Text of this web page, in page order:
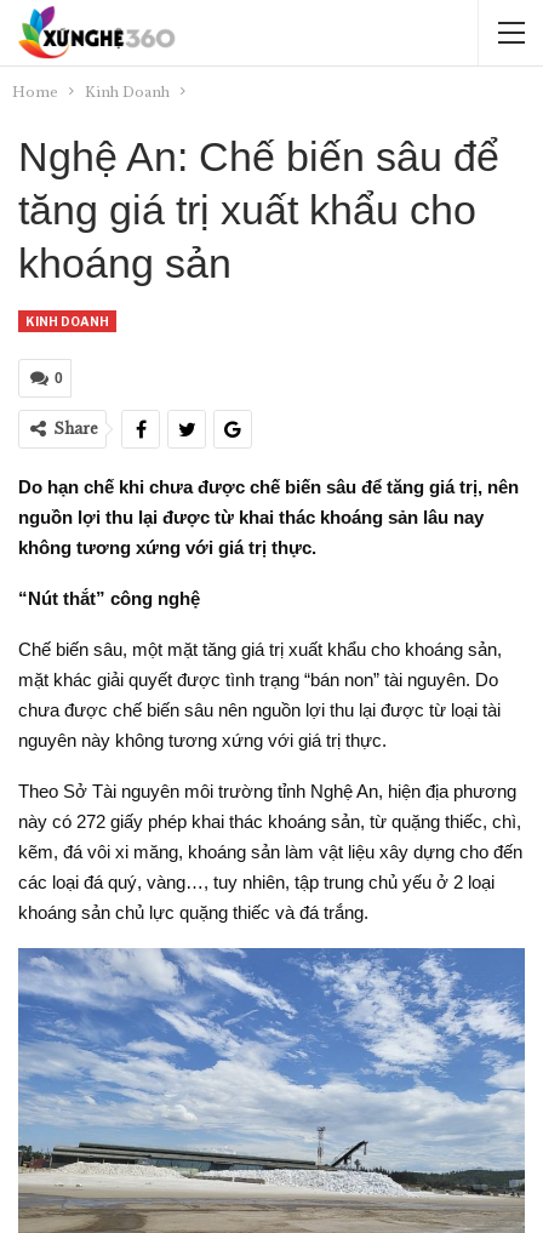
Home Kinh Doanh
Nghệ An: Chế biến sâu để
tăng giá trị xuất khẩu cho
khoáng sản
KINH DOANH
0
Share
Do hạn chế khi chưa được chế biến sâu để tăng giá trị, nên
nguồn lợi thu lại được từ khai thác khoáng sản lâu nay
không tương xứng với giá trị thực.
“Nút thắt” công nghệ
Chế biến sâu, một mặt tăng giá trị xuất khẩu cho khoáng sản,
mặt khác giải quyết được tình trạng “bán non” tài nguyên. Do
chưa được chế biến sâu nên nguồn lợi thu lại được từ loại tài
nguyên này không tương xứng với giá trị thực.
Theo Sở Tài nguyên môi trường tỉnh Nghệ An, hiện địa phương
này có 272 giấy phép khai thác khoáng sản, từ quặng thiếc, chì,
kẽm, đá vôi xi măng, khoáng sản làm vật liệu xây dựng cho đến
các loại đá quý, vàng…, tuy nhiên, tập trung chủ yếu ở 2 loại
khoáng sản chủ lực quặng thiếc và đá trắng.